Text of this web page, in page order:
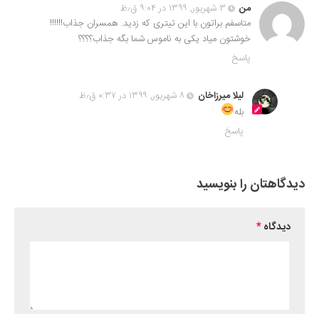
من
۳ شهریور, ۱۳۹۹ در ۹:۰۴ ق٫ظ
متاسفم براتون با این تیتری که زدید. همسران جذاب!!!!!!
خوشتون میاد یکی به ناموس شما بگه جذاب؟؟؟؟
پاسخ
لیلا میرزاخان
۸ شهریور, ۱۳۹۹ در ۰:۳۷ ق٫ظ
بله
پاسخ
دیدگاهتان را بنویسید
دیدگاه*